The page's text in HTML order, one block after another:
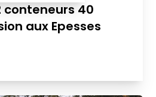
conteneurs 40
aux Epesses